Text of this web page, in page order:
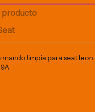
producto
limpia para seat leon